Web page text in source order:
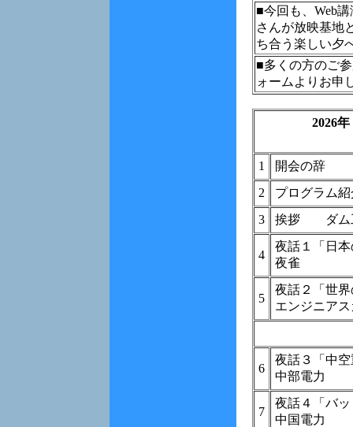
■今回も、Web
さんが放映基地
ち合う楽しい夕
■多くの方のご
ォームよりお申
2026年
1
開会の辞
2
プログラム
3
挨拶 ダム
4
夜話１「日
夜雀
5
夜話２「世
エンジニア
6
夜話３「中
中部電力
7
夜話４「バ
中国電力